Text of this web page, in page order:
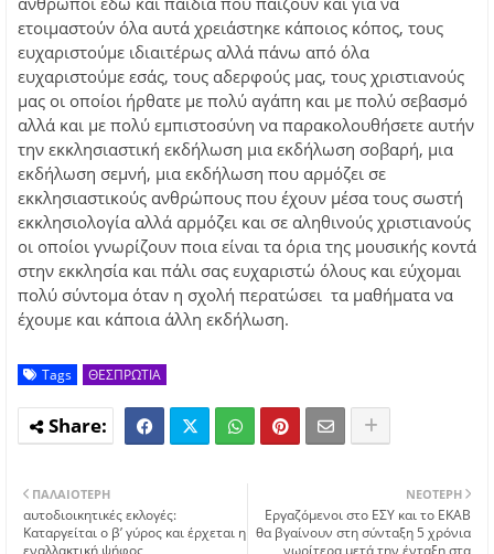
ετοιμαστούν όλα αυτά χρειάστηκε κάποιος κόπος, τους
ευχαριστούμε ιδιαιτέρως αλλά πάνω από όλα
ευχαριστούμε εσάς, τους αδερφούς μας, τους χριστιανούς
μας οι οποίοι ήρθατε με πολύ αγάπη και με πολύ σεβασμό
αλλά και με πολύ εμπιστοσύνη να παρακολουθήσετε αυτήν
την εκκλησιαστική εκδήλωση μια εκδήλωση σοβαρή, μια
εκδήλωση σεμνή, μια εκδήλωση που αρμόζει σε
εκκλησιαστικούς ανθρώπους που έχουν μέσα τους σωστή
εκκλησιολογία αλλά αρμόζει και σε αληθινούς χριστιανούς
οι οποίοι γνωρίζουν ποια είναι τα όρια της μουσικής κοντά
στην εκκλησία και πάλι σας ευχαριστώ όλους και εύχομαι
πολύ σύντομα όταν η σχολή περατώσει τα μαθήματα να
έχουμε και κάποια άλλη εκδήλωση.
Tags ΘΕΣΠΡΩΤΙΑ
ΝΕΌΤΕΡΗ
Εργαζόμενοι στο ΕΣΥ και το ΕΚΑΒ
θα βγαίνουν στη σύνταξη 5 χρόνια
νωρίτερα μετά την ένταξη στα
ΠΑΛΑΙΌΤΕΡΗ
αυτοδιοικητικές εκλογές:
Καταργείται ο β’ γύρος και έρχεται η
εναλλακτική ψήφος